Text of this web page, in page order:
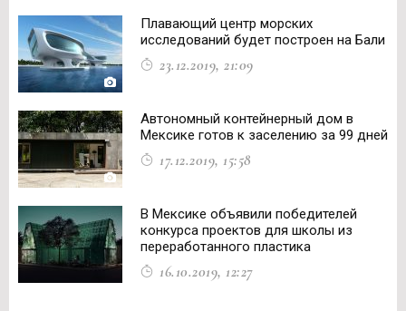
Плавающий центр морских
исследований будет построен на Бали
23.12.2019, 21:09
Автономный контейнерный дом в
Мексике готов к заселению за 99 дней
17.12.2019, 15:58
В Мексике объявили победителей
конкурса проектов для школы из
переработанного пластика
16.10.2019, 12:27